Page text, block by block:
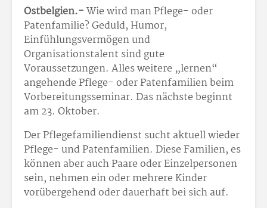
Ostbelgien.-Wie wird man Pflege- oder
Patenfamilie? Geduld, Humor,
Einfühlungsvermögen und
Organisationstalent sind gute
Voraussetzungen. Alles weitere „lernen“
angehende Pflege- oder Patenfamilien beim
Vorbereitungsseminar. Das nächste beginnt
am 23. Oktober.
Der Pflegefamiliendienst sucht aktuell wieder
Pflege- und Patenfamilien. Diese Familien, es
können aber auch Paare oder Einzelpersonen
sein, nehmen ein oder mehrere Kinder
vorübergehend oder dauerhaft bei sich auf.